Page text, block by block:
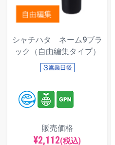
シャチハタ ネーム9ブラ
ック（自由編集タイプ）
販売価格
¥2,112(税込)